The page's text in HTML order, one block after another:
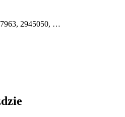
2945050, …